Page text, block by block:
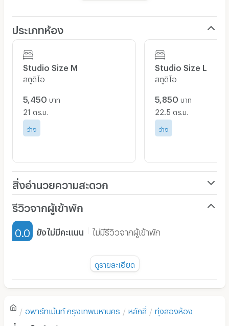
รายละเอียดเฟอร์นิเจอร์ภายในห้องพัก
- เตียงเหล็กขนาด 5 ฟุต พร้อม ชั้นวางของข้างหัวเตียง
- ที่นอนขนาด 5 ฟุต หนา 8 นิ้ว หุ้มผ้า PVC
- ชุดตู้เก็บรองเท้าพร้อมเบาะรองนั่ง + โครงตู้เสื้อผ้า + โต๊ะ
เครื่องแป้ง ขนาด 270x50x200cm.
- ชั้นวางทีวีแบบติดผนัง ขนาด 120x30x30cm.
- เก้าอี้อาร์มแชร์พลาสติก สไตล์ Eames DAW Chair 1 ตัว
- อุปกรณ์ห้องน้ำจาก ikea (ผ้าม่านห้องน้ำ,ชั้นวางของติด
เครื่องใช้ไฟฟ้า
(FTM13PV2S/RM13PV2S) 13,000 BTU พร้อมรีโมท
- เครื่องทำน้ำอุ่น MEX Coco3C 3,700W
- อุปกรณ์กระจายสัญญาณ WiFi TP-LINK EAP225-Wall
- โคมไฟอ่านหนังสือ ikea 1 ชุด บริเวณหัวเตียง
ประเภทห้อง
Studio Size M
สตูดิโอ
5,450 บาท
21 ตร.ม.
ว่าง
Studio Size L
สตูดิโอ
5,850 บาท
22.5 ตร.ม.
ว่าง
สิ่งอำนวยความสะดวก
เฟอร์นิเจอร์-ตู้, เตียง
เครื่องทำน้ำอุ่น
โซฟา
รีวิวจากผู้เข้าพัก
0.0 ยังไม่มีคะแนน ไม่มีรีวิวจากผู้เข้าพัก
ยังไม่มีรีวิวของอพาร์ทเม้นท์นี้
เขียนรีวิวแรกของอพาร์ทเม้นท์นี้
ดูรายละเอียด
อพาร์ทเม้นท์ กรุงเทพมหานคร หลักสี่ ทุ่งสองห้อง